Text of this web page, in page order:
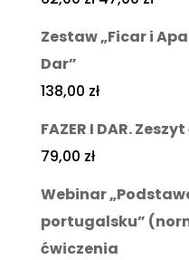
Zestaw „Ficar i
Dar”
138,00 zł
FAZER I DAR.
79,00 zł
Webinar
portugalsku”
ćwiczenia